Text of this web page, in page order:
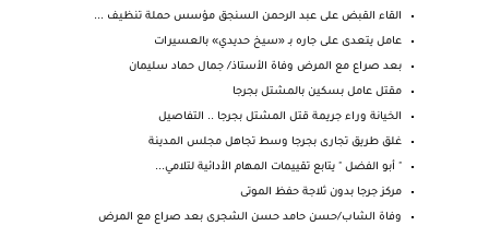
القاء القبض على عبد الرحمن السنجق مؤسس حملة تنظيف ...
عامل يتعدى على جاره بـ «سيخ حديدي» بالعسيرات
بعد صراع مع المرض وفاة الأستاذ/ جمال حماد سليمان
مقتل عامل بسكين بالمشتل بجرجا
الخيانة وراء جريمة قتل المشتل بجرجا .. التفاصيل
غلق طريق تجارى بجرجا وسط تجاهل مجلس المدينة
" أبو الفضل " يتابع تقييمات المهام الأدائية لتلامي...
مركز جرجا بدون ثلاجة حفظ الموتى
وفاة الشاب/حسن حامد حسن الشجرى بعد صراع مع المرض